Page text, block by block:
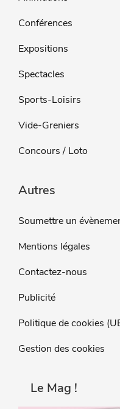
Conférences
Expositions
Spectacles
Sports-Loisirs
Vide-Greniers
Concours / Loto
Autres
Soumettre un
Mentions légales
Contactez-nous
Publicité
Politique de cookies
Gestion des cookies
Le Mag !